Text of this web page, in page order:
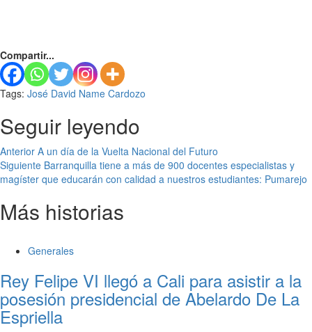
Compartir...
Tags: José David Name Cardozo
Seguir leyendo
Anterior A un día de la Vuelta Nacional del Futuro
Siguiente Barranquilla tiene a más de 900 docentes especialistas y
magíster que educarán con calidad a nuestros estudiantes: Pumarejo
Más historias
Generales
Rey Felipe VI llegó a Cali para asistir a la
posesión presidencial de Abelardo De La
Espriella